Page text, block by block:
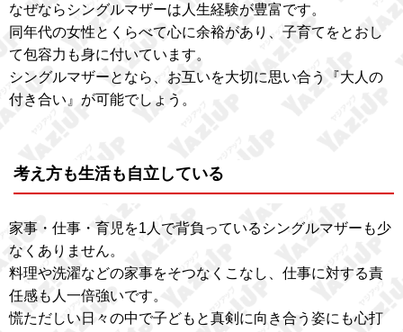
なぜならシングルマザーは人生経験が豊富です。
同年代の女性とくらべて心に余裕があり、子育てをとおし
て包容力も身に付いています。
シングルマザーとなら、お互いを大切に思い合う『大人の
付き合い』が可能でしょう。
考え方も生活も自立している
家事・仕事・育児を1人で背負っているシングルマザーも少
なくありません。
料理や洗濯などの家事をそつなくこなし、仕事に対する責
任感も人一倍強いです。
慌ただしい日々の中で子どもと真剣に向き合う姿にも心打